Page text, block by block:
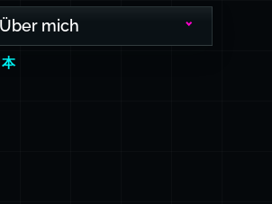
Über mich
本